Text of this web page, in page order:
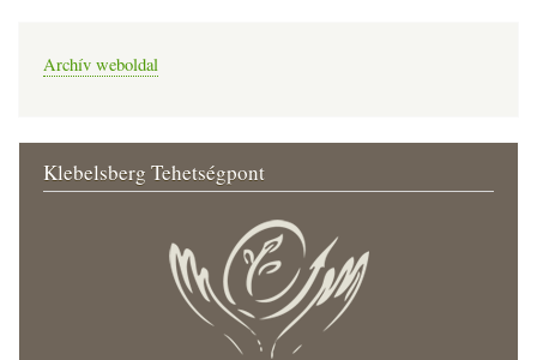
Archív weboldal
Klebelsberg Tehetségpont